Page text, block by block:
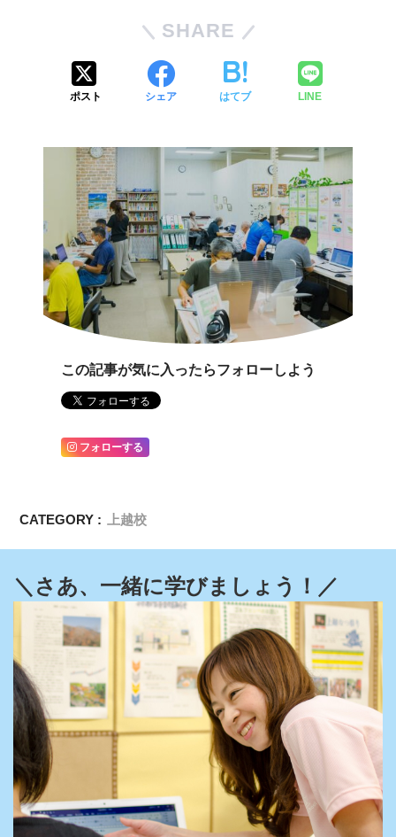
SHARE
ポスト シェア はてブ LINE
この記事が気に入ったらフォローしよう
フォローする
CATEGORY : 上越校
＼さあ、一緒に学びましょう！／